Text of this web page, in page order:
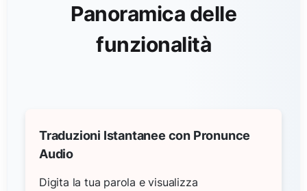
Panoramica delle
funzionalità
Traduzioni Istantanee con Pronunce
Audio
Digita la tua parola e visualizza